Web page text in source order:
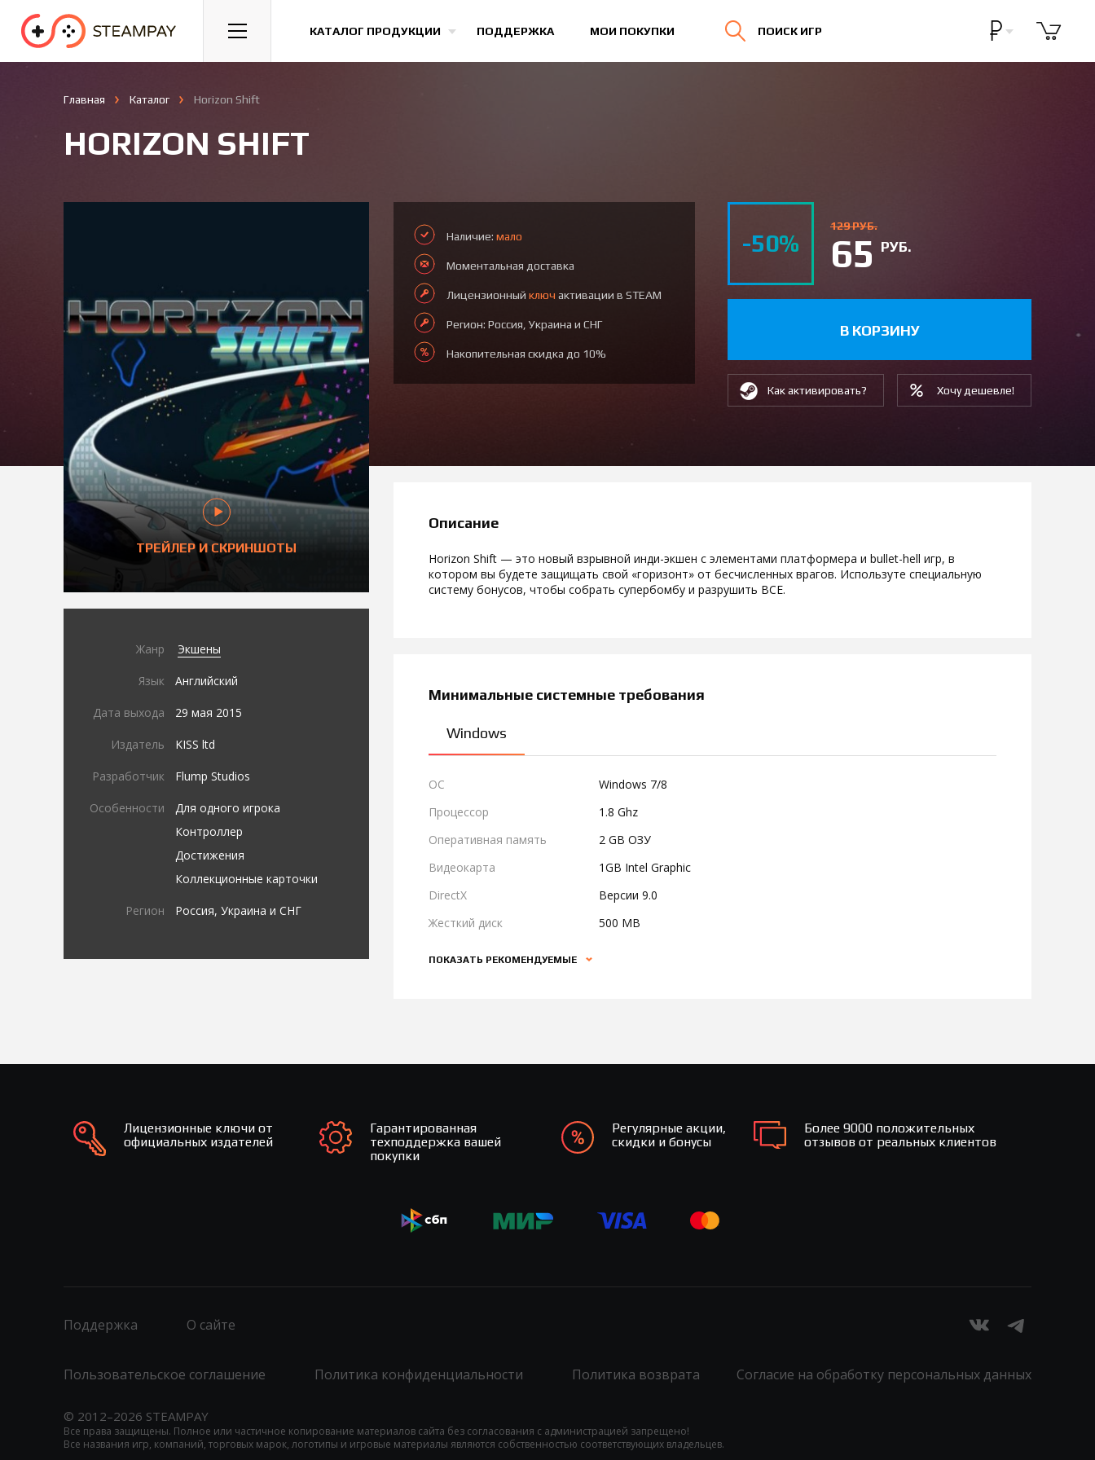
КАТАЛОГ ПРОДУКЦИИ ПОДДЕРЖКА МОИ ПОКУПКИ ПОИСК ИГР
Спорт Гонки Казуальные Все игры
Главная Каталог Horizon Shift
HORIZON SHIFT
ТРЕЙЛЕР И СКРИНШОТЫ
Жанр Экшены
Язык Английский
Дата выхода 29 мая 2015
Издатель KISS ltd
Разработчик Flump Studios
Особенности
Для одного игрока
Контроллер
Достижения
Коллекционные карточки
Регион Россия, Украина и СНГ
Наличие: мало
Моментальная доставка
Лицензионный ключ активации в STEAM
Регион: Россия, Украина и СНГ
Накопительная скидка до 10%
-50%
129 РУБ.
65РУБ.
В КОРЗИНУ
Как активировать? Хочу дешевле!
Описание
Horizon Shift — это новый взрывной инди-экшен с элементами платформера и bullet-hell игр, в
котором вы будете защищать свой «горизонт» от бесчисленных врагов. Используте специальную
систему бонусов, чтобы собрать супербомбу и разрушить ВСЕ.
Минимальные системные требования
Windows
ОС
Windows 7/8
Процессор
1.8 Ghz
Оперативная память
2 GB ОЗУ
Видеокарта
1GB Intel Graphic
DirectX
Версии 9.0
Жесткий диск
500 MB
ПОКАЗАТЬ РЕКОМЕНДУЕМЫЕ
Лицензионные ключи от
официальных издателей
Гарантированная
техподдержка вашей
покупки
Регулярные акции,
скидки и бонусы
Более 9000 положительных
отзывов от реальных клиентов
© 2012–2026 STEAMPAY
Все права защищены. Полное или частичное копирование материалов сайта без согласования с администрацией запрещено!
Все названия игр, компаний, торговых марок, логотипы и игровые материалы являются собственностью соответствующих владельцев.
Поддержка О сайте
Пользовательское соглашение Политика конфиденциальности Политика возврата Согласие на обработку персональных данных